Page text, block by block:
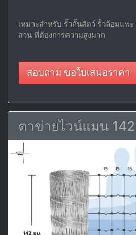
เหมาะสำหรับ รั้วกั้นสัตว์ รั้วล้อมแพ
สวน ที่ต้องการความสูงมาก
สอบถาม ขอใบเสนอราคา
ตาข่ายไวน์แมน 142